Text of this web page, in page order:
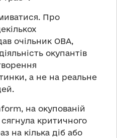
Про
очільник ОВА,
окупантів
а не на реальне
на окупованій
критичного
на кілька діб або